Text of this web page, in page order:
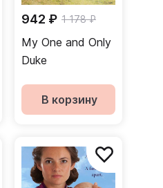
942 ₽ 1 178 ₽
My One and Only
Duke
В корзину